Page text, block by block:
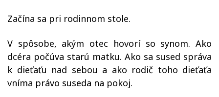
Začína sa pri rodinnom stole.
V spôsobe, akým otec hovorí so synom. Ako
dcéra počúva starú matku. Ako sa sused správa
k dieťaťu nad sebou a ako rodič toho dieťaťa
vníma právo suseda na pokoj.